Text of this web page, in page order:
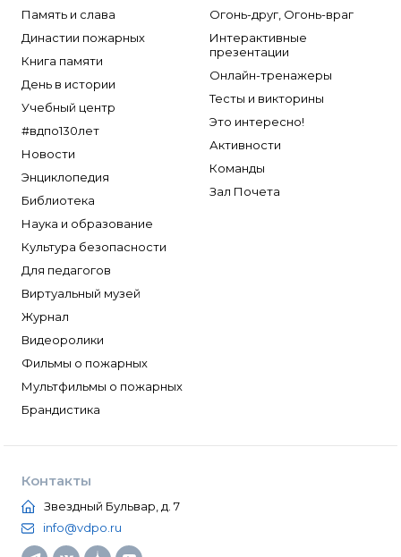
Память и слава
Династии пожарных
Книга памяти
День в истории
Учебный центр
#вдпо130лет
Новости
Энциклопедия
Библиотека
Наука и образование
Культура безопасности
Для педагогов
Виртуальный музей
Журнал
Видеоролики
Фильмы о пожарных
Мультфильмы о пожарных
Брандистика
Огонь-друг, Огонь-враг
Интерактивные
презентации
Онлайн-тренажеры
Тесты и викторины
Это интересно!
Активности
Команды
Зал Почета
Контакты
Звездный Бульвар, д. 7
info@vdpo.ru